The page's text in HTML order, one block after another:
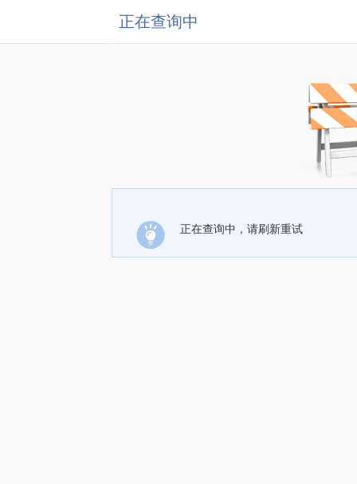
正在查询中
正在查询中，请刷新重试